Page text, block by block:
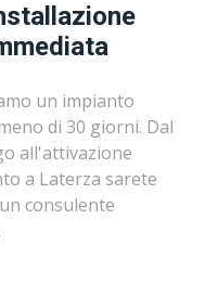
un impianto
di 30 giorni. Dal
all'attivazione
a Laterza sarete
consulente